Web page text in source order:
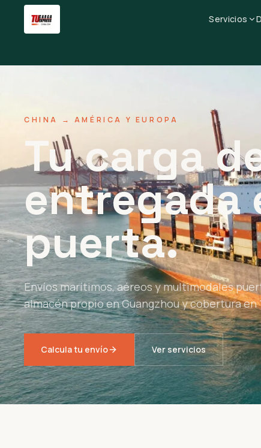
Servicios
CHINA → AMÉRICA Y EUROPA
Tu carga
entregada
puerta.
Envíos marítimos, aéreos y multimodales
almacén propio en Guangzhou y cobertura en
Calcula tu envío Ver servicios